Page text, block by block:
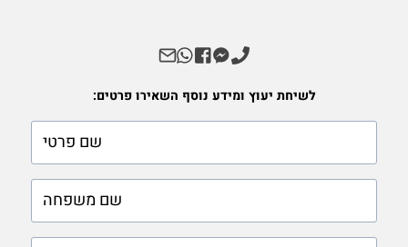
לשיחת יעוץ ומידע נוסף השאירו פרטים: